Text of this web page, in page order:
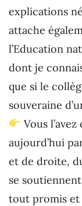
explications
attache
l’Education
dont je
que si le
souveraine
Vous
aujourd’hui
et de droite,
se
tout promis